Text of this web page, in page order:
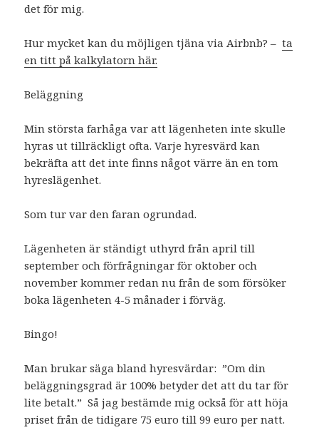
det för mig.
Hur mycket kan du möjligen tjäna via Airbnb? –ta
en titt på kalkylatorn här.
Beläggning
Min största farhåga var att lägenheten inte skulle
hyras ut tillräckligt ofta. Varje hyresvärd kan
bekräfta att det inte finns något värre än en tom
hyreslägenhet.
Som tur var den faran ogrundad.
Lägenheten är ständigt uthyrd från april till
september och förfrågningar för oktober och
november kommer redan nu från de som försöker
boka lägenheten 4-5 månader i förväg.
Bingo!
Man brukar säga bland hyresvärdar: ”Om din
beläggningsgrad är 100% betyder det att du tar för
lite betalt.” Så jag bestämde mig också för att höja
priset från de tidigare 75 euro till 99 euro per natt.